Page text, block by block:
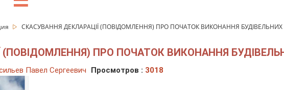
СКАСУВАННЯ ДЕКЛАРАЦІЇ (ПОВІДОМЛЕННЯ) ПРО ПОЧАТОК ВИКОНАННЯ БУДІВЕЛЬНИХ
(ПОВІДОМЛЕННЯ) ПРО ПОЧАТОК ВИКОНАННЯ
Павел Сергеевич Просмотров : 3018